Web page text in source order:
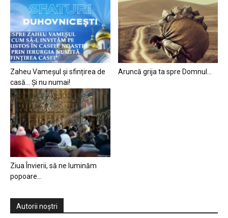
Zaheu Vameșul și sfințirea de
casă… Și nu numai!
Aruncă grija ta spre Domnul…
Ziua Învierii, să ne luminăm
popoare…
Autorii noștri